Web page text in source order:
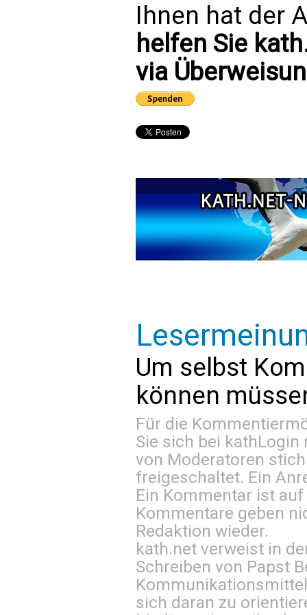
Ihnen hat der
helfen Sie
via
Um selbst
können
Für die
Sie sich bei kathLogin
von Moderatoren
freigeschaltet. Ein
Ein Kommentar ist
Kommentare geben
Redaktion wieder.
kath.net verweist in
Schreiben von Papst
sich daran zu